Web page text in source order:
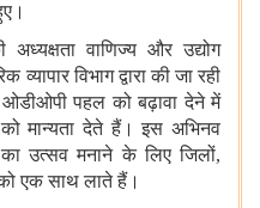
वाणिज्य और उद्योग
विभाग द्वारा की जा रही
पहल को बढ़ावा देने में
मान्यता देते हैं। इस अभिनव
का उत्‍सव मनाने के लिए जिलों,
को एक साथ लाते हैं।